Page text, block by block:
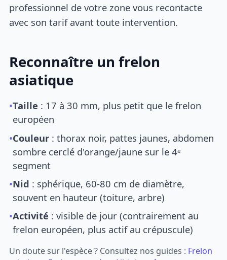
professionnel de votre zone vous recontacte
avec son tarif avant toute intervention.
Reconnaître un frelon
asiatique
•Taille : 17 à 30 mm, plus petit que le frelon
européen
•Couleur : thorax noir, pattes jaunes, abdomen
sombre cerclé d'orange/jaune sur le 4ᵉ
segment
•Nid : sphérique, 60-80 cm de diamètre,
souvent en hauteur (toiture, arbre)
•Activité : visible de jour (contrairement au
frelon européen, plus actif au crépuscule)
Un doute sur l'espèce ? Consultez nos guides : Frelon